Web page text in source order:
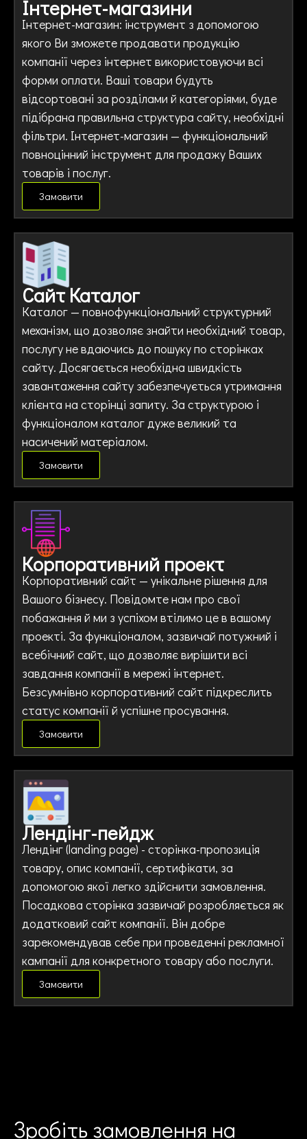
Інтернет-магазини
Інтернет-магазин: інструмент з допомогою
якого Ви зможете продавати продукцію
компанії через інтернет використовуючи всі
форми оплати. Ваші товари будуть
відсортовані за розділами й категоріями, буде
підібрана правильна структура сайту, необхідні
фільтри. Інтернет-магазин — функціональний
повноцінний інструмент для продажу Ваших
товарів і послуг.
Замовити
Сайт Каталог
Каталог — повнофункціональний структурний
механізм, що дозволяє знайти необхідний товар,
послугу не вдаючись до пошуку по сторінках
сайту. Досягається необхідна швидкість
завантаження сайту забезпечується утримання
клієнта на сторінці запиту. За структурою і
функціоналом каталог дуже великий та
насичений матеріалом.
Замовити
Корпоративний проект
Корпоративний сайт — унікальне рішення для
Вашого бізнесу. Повідомте нам про свої
побажання й ми з успіхом втілимо це в вашому
проекті. За функціоналом, зазвичай потужний і
всебічний сайт, що дозволяє вирішити всі
завдання компанії в мережі інтернет.
Безсумнівно корпоративний сайт підкреслить
статус компанії й успішне просування.
Замовити
Лендінг-пейдж
Лендінг (landing page) - сторінка-пропозиція
товару, опис компанії, сертифікати, за
допомогою якої легко здійснити замовлення.
Посадкова сторінка зазвичай розробляється як
додатковий сайт компанії. Він добре
зарекомендував себе при проведенні рекламної
кампанії для конкретного товару або послуги.
Замовити
Зробіть замовлення на